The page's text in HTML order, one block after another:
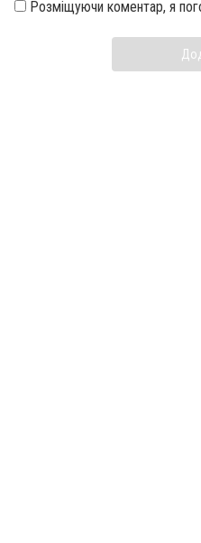
Розміщуючи коментар, я